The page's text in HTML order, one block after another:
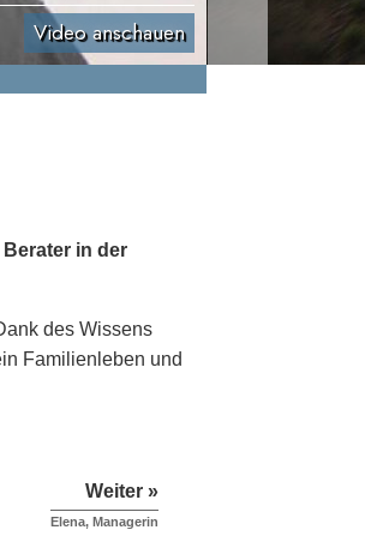
Video anschauen
in der
des Wissens
Familienleben und
Weiter »
Elena, Managerin